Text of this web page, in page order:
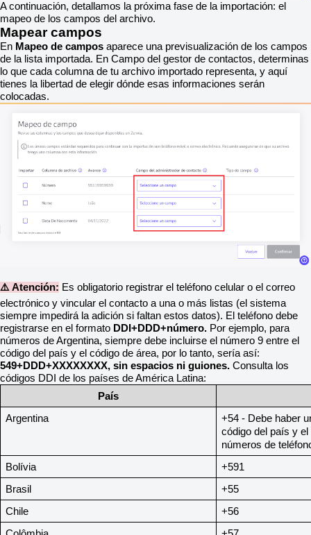
A continuación, detallamos la próxima fase de la importación: el
mapeo de los campos del archivo.
Mapear campos
En Mapeo de campos aparece una previsualización de los campos
de la lista importada. En Campo del gestor de contactos, determinas
lo que cada columna de tu archivo importado representa, y aquí
tienes la libertad de elegir dónde esas informaciones serán
colocadas.
⚠️ Atención: Es obligatorio registrar el teléfono celular o el correo
electrónico y vincular el contacto a una o más listas (el sistema
siempre impedirá la adición si faltan estos datos). El teléfono debe
registrarse en el formato DDI+DDD+número. Por ejemplo, para
números de Argentina, siempre debe incluirse el número 9 entre el
código del país y el código de área, por lo tanto, sería así:
549+DDD+XXXXXXXX, sin espacios ni guiones. Consulta los
códigos DDI de los países de América Latina:
País
Argentina
+54 - Debe haber
código del país y
números de
Bolívia
+591
Brasil
+55
Chile
+56